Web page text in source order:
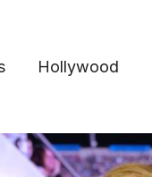
Hollywood